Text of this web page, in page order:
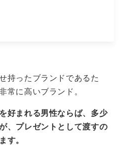
持ったブランドであるた
常に高いブランド。
好まれる男性ならば、多少
、プレゼントとして渡すの
す。